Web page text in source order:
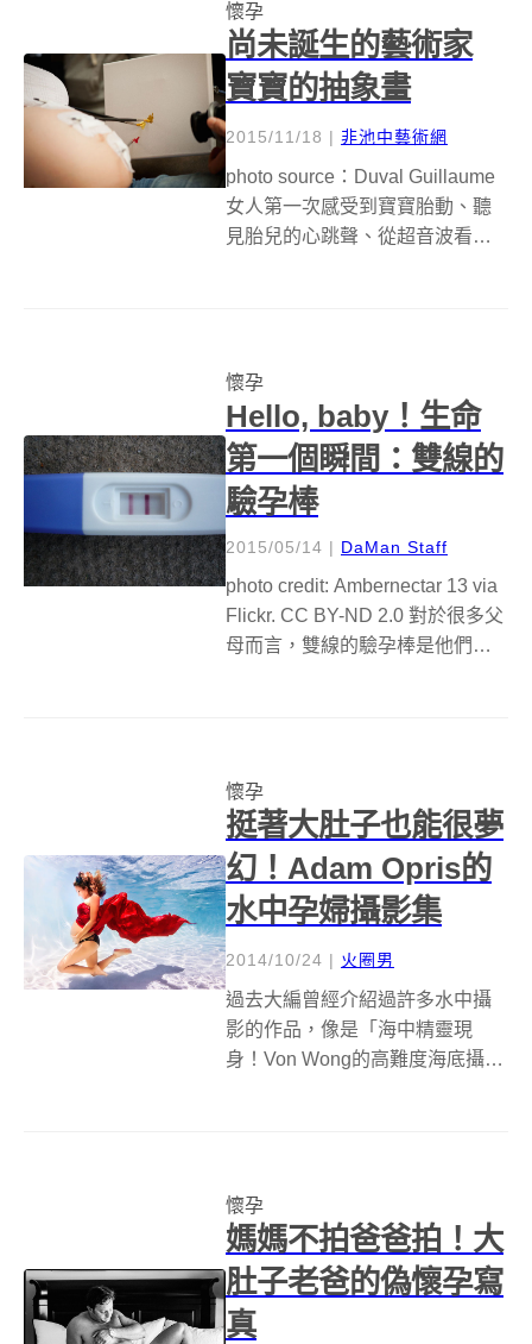
寶們出生後成長紀錄的一部份，
也有人把超...
懷孕
尚未誕生的藝術家
寶寶的抽象畫
2015/11/18 | 非池中藝術網
photo source：Duval Guillaume
女人第一次感受到寶寶胎動、聽
見胎兒的心跳聲、從超音波看見
動，以及留下寶寶...
懷孕
Hello, baby！生命
第一個瞬間：雙線的
驗孕棒
2015/05/14 | DaMan Staff
photo credit: Ambernectar 13 via
Flickr. CC BY-ND 2.0 對於很多父
母而言，雙線的驗孕棒是他們得
懷孕
挺著大肚子也能很夢
幻！Adam Opris的
水中孕婦攝影集
2014/10/24 | 火圈男
過去大編曾經介紹過許多水中攝
影的作品，像是「海中精靈現
身！Von Wong的高難度海底攝影
的作品。美國攝影師Ada...
懷孕
媽媽不拍爸爸拍！大
肚子老爸的偽懷孕寫
真